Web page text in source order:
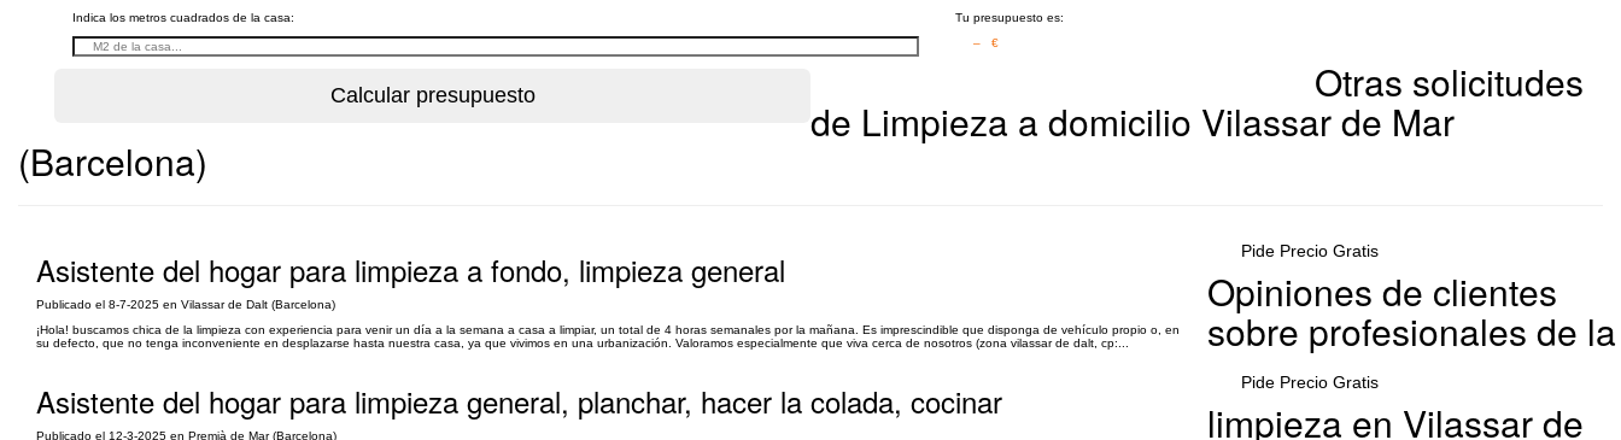
Indica los metros cuadrados de la casa:
Tu presupuesto es:
– €
Otras solicitudes
de Limpieza a domicilio Vilassar de Mar
(Barcelona)
Asistente del hogar para limpieza a fondo, limpieza general
Publicado el 8-7-2025 en Vilassar de Dalt (Barcelona)
¡Hola! buscamos chica de la limpieza con experiencia para venir un día a la semana a casa a limpiar, un total de 4 horas semanales por la mañana. Es imprescindible que disponga de vehículo propio o, en
su defecto, que no tenga inconveniente en desplazarse hasta nuestra casa, ya que vivimos en una urbanización. Valoramos especialmente que viva cerca de nosotros (zona vilassar de dalt, cp:...
Pide Precio Gratis
Asistente del hogar para limpieza general, planchar, hacer la colada, cocinar
Publicado el 12-3-2025 en Premià de Mar (Barcelona)
Pide Precio Gratis
Opiniones de clientes
sobre profesionales de la
limpieza en Vilassar de